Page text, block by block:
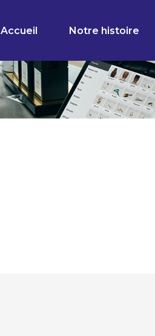
Accueil Notre histoire